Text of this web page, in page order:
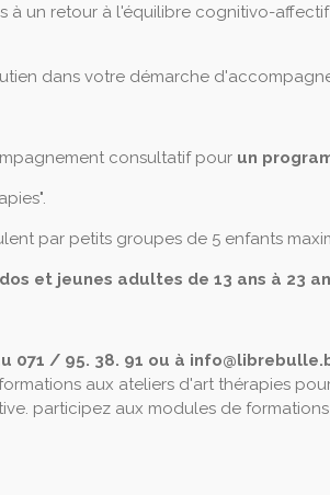
à un retour à l'équilibre cognitivo-
dans votre démarche
consultatif pour un
par petits groupes de 5 enfants
et jeunes adultes de 13 ans à 23
071 / 95. 38. 91 ou à
aux ateliers d'art thérapies
participez aux modules de